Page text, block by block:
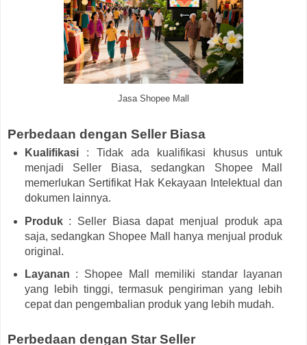
Jasa Shopee Mall
Perbedaan dengan Seller Biasa
Kualifikasi: Tidak ada kualifikasi khusus untuk
menjadi Seller Biasa, sedangkan Shopee Mall
memerlukan Sertifikat Hak Kekayaan Intelektual dan
dokumen lainnya.
Produk: Seller Biasa dapat menjual produk apa
saja, sedangkan Shopee Mall hanya menjual produk
original.
Layanan : Shopee Mall memiliki standar layanan
yang lebih tinggi, termasuk pengiriman yang lebih
cepat dan pengembalian produk yang lebih mudah.
Perbedaan dengan Star Seller